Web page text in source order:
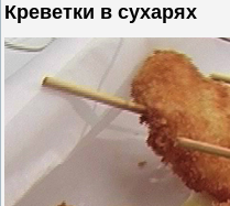
Креветки в сухарях